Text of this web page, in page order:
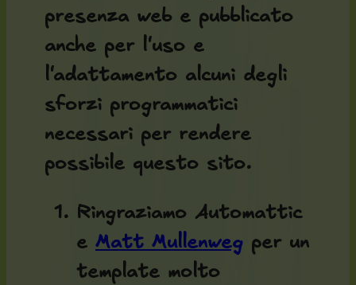
presenza web e pubblicato
anche per l'uso e
l'adattamento alcuni degli
sforzi programmatici
necessari per rendere
possibile questo sito.
Ringraziamo Automattic
e Matt Mullenweg per un
template molto